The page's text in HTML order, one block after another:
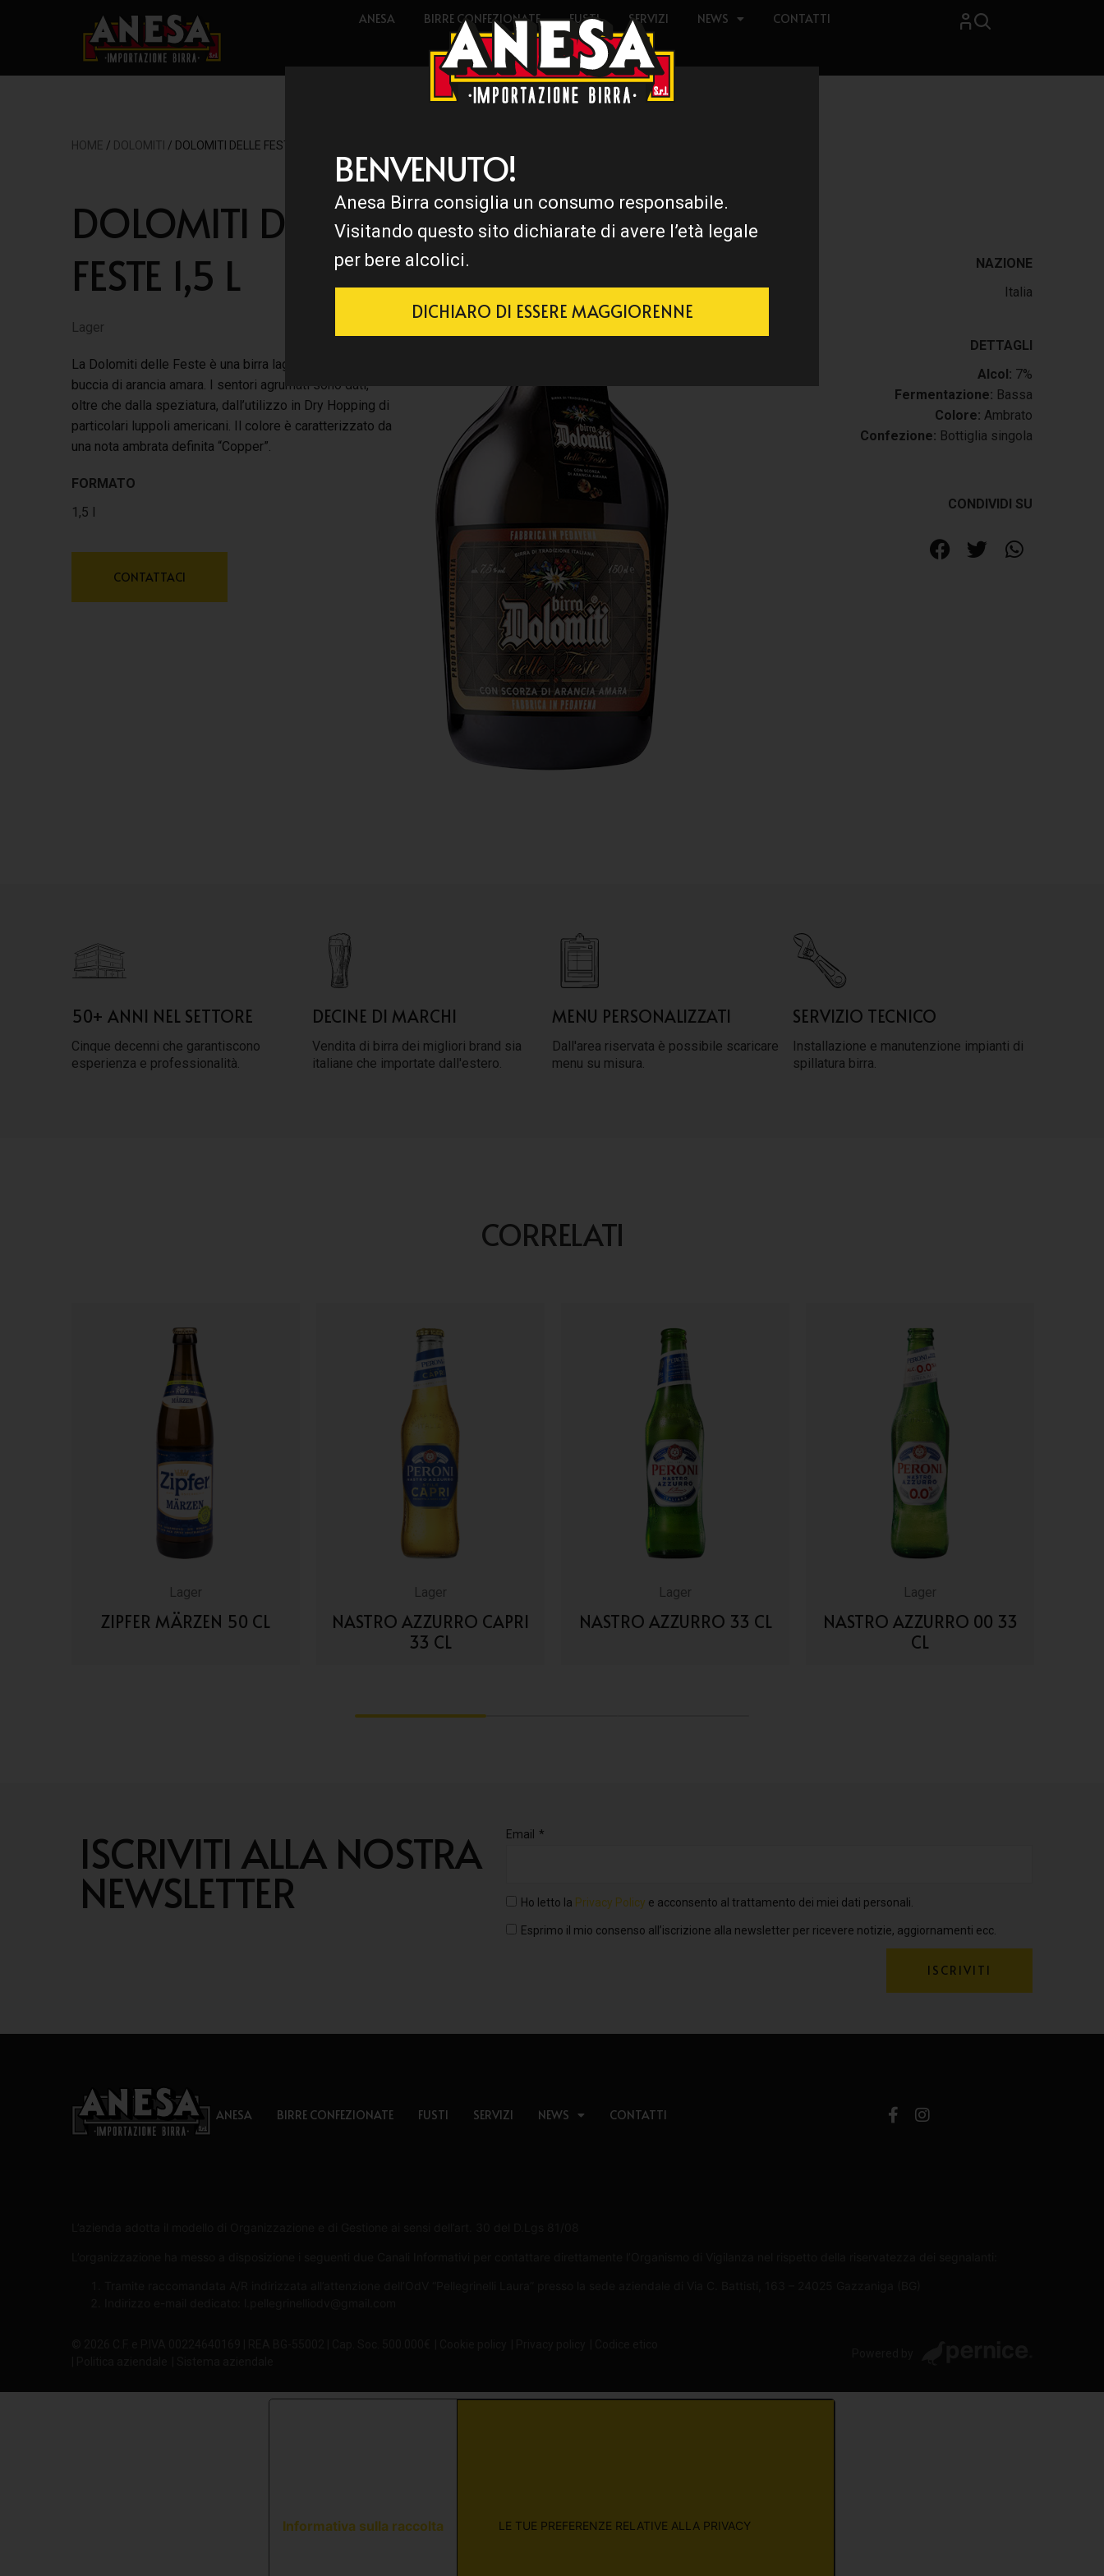
ANESA BIRRE CONFEZIONATE FUSTI SERVIZI NEWS CONTATTI
HOME / DOLOMITI / DOLOMITI DELLE FESTE 1,5 L
DOLOMITI DELLE
FESTE 1,5 L
Lager
La Dolomiti delle Feste è una birra lager speziata con
buccia di arancia amara. I sentori agrumati sono dati,
oltre che dalla speziatura, dall’utilizzo in Dry Hopping di
particolari luppoli americani. Il colore è caratterizzato da
una nota ambrata definita “Copper”.
FORMATO
1,5 l
CONTATTACI
NAZIONE
Italia
DETTAGLI
Alcol: 7%
Fermentazione: Bassa
Colore: Ambrato
Confezione: Bottiglia singola
CONDIVIDI SU
50+ ANNI NEL SETTORE
Cinque decenni che garantiscono
esperienza e professionalità.
DECINE DI MARCHI
Vendita di birra dei migliori brand sia
italiane che importate dall'estero.
MENU PERSONALIZZATI
Dall'area riservata è possibile scaricare
menu su misura.
SERVIZIO TECNICO
Installazione e manutenzione impianti di
spillatura birra.
CORRELATI
Lager
ZIPFER MÄRZEN 50 CL
Lager
NASTRO AZZURRO CAPRI
33 CL
Lager
NASTRO AZZURRO 33 CL
Lager
NASTRO AZZURRO 00 33
CL
ISCRIVITI ALLA NOSTRA
NEWSLETTER
Email
Ho letto la Privacy Policy e acconsento al trattamento dei miei dati personali.
Esprimo il mio consenso all’iscrizione alla newsletter per ricevere notizie, aggiornamenti ecc.
ISCRIVITI
ANESA BIRRE CONFEZIONATE FUSTI SERVIZI NEWS CONTATTI
Informativa sulla raccolta LE TUE PREFERENZE RELATIVE ALLA PRIVACY
BENVENUTO!
Anesa Birra consiglia un consumo responsabile.
Visitando questo sito dichiarate di avere l’età legale
per bere alcolici.
DICHIARO DI ESSERE MAGGIORENNE